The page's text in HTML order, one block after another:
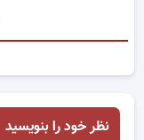
نظر خود را بنویسید